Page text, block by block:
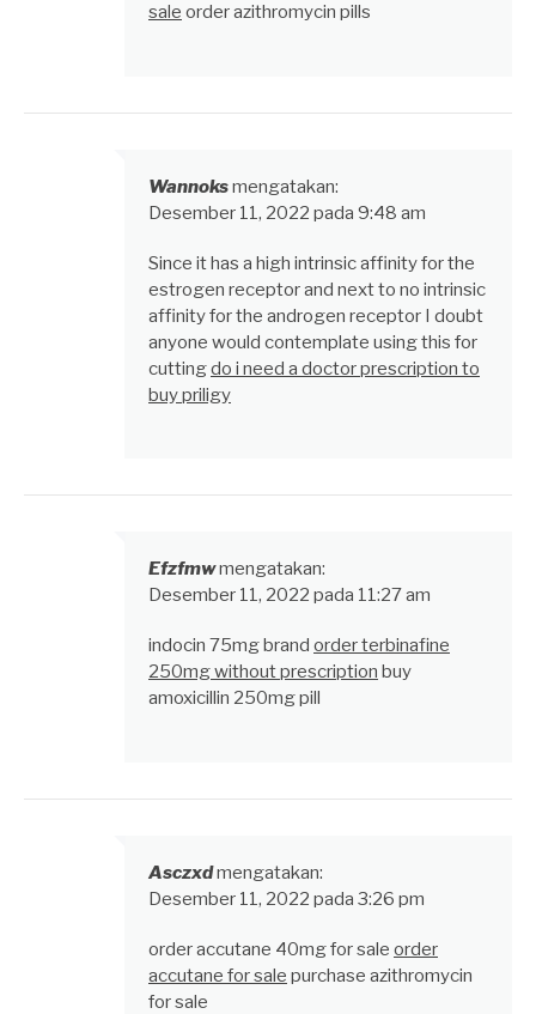
sale order azithromycin pills
Wannoksmengatakan:
Desember 11, 2022 pada 9:48 am
Since it has a high intrinsic affinity for the
estrogen receptor and next to no intrinsic
affinity for the androgen receptor I doubt
anyone would contemplate using this for
cuttingdo i need a doctor prescription to
buy priligy
Efzfmwmengatakan:
Desember 11, 2022 pada 11:27 am
indocin 75mg brand order terbinafine
250mg without prescription buy
amoxicillin 250mg pill
Asczxdmengatakan:
Desember 11, 2022 pada 3:26 pm
order accutane 40mg for sale order
accutane for sale purchase azithromycin
for sale